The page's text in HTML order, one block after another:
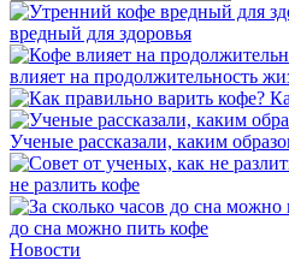
вредный для здоровья
влияет на продолжительность
Ученые рассказали, каким
не разлить кофе
до сна можно пить кофе
Новости